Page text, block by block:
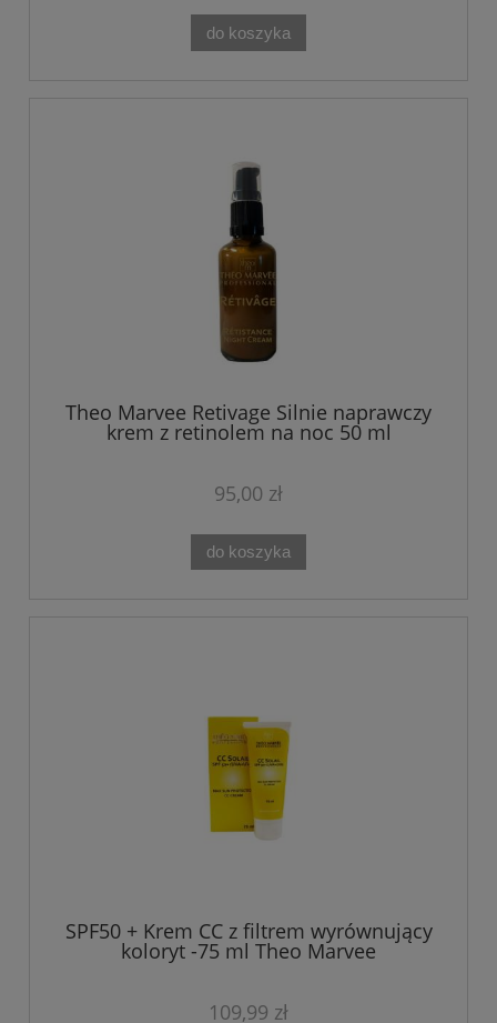
do koszyka
Theo Marvee Retivage Silnie naprawczy
krem z retinolem na noc 50 ml
95,00 zł
do koszyka
SPF50 + Krem CC z filtrem wyrównujący
koloryt -75 ml Theo Marvee
109,99 zł